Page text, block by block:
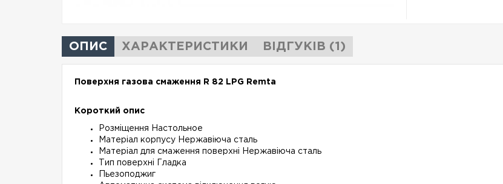
ОПИС ХАРАКТЕРИСТИКИ ВІДГУКІВ (1)
Поверхня газова смаження R 82 LPG Remta
Короткий опис
Розміщення Настольное
Матеріал корпусу Нержавіюча сталь
Матеріал для смаження поверхні Нержавіюча сталь
Тип поверхні Гладка
Пьезоподжиг